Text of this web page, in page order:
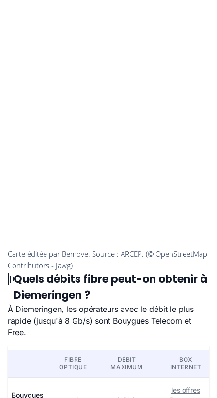
Quels débits fibre peut-on obtenir à
Diemeringen ?
À Diemeringen, les opérateurs avec le débit le plus
rapide (jusqu'à 8 Gb/s) sont Bouygues Telecom et
Free.
FIBRE
OPTIQUE
DÉBIT
MAXIMUM
BOX
INTERNET
Bouygues
les offres